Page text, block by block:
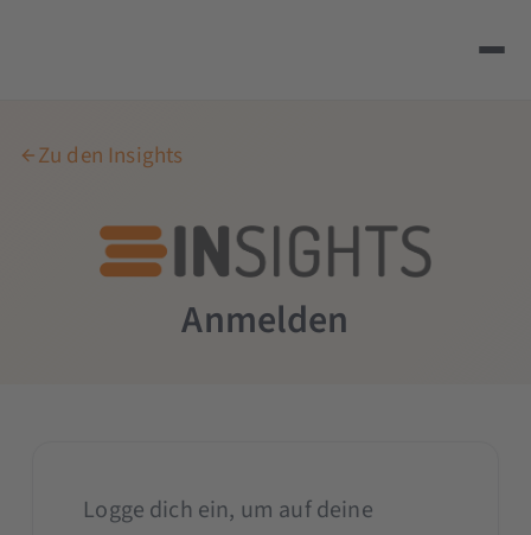
Zu den Insights
Anmelden
Logge dich ein, um auf deine